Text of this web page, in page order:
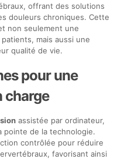
offrant des solutions
douleurs chroniques. Cette
non seulement une
mais aussi une
qualité de vie.
pour une
charge
assistée par ordinateur,
pointe de la technologie.
contrôlée pour réduire
favorisant ainsi